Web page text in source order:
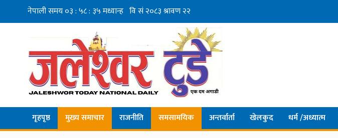
गृहपृष्ठ मुख्य समाचार राजनीति समसामयिक अन्तर्वार्ता खेलकुद धर्म /अध्यात्म